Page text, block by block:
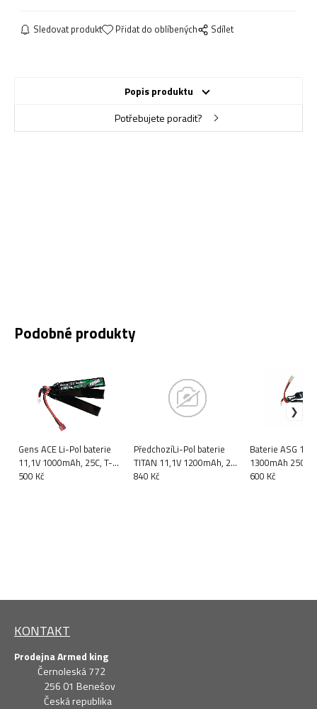
Sledovat produkt Přidat do oblíbených Sdílet
Popis produktu
Potřebujete poradit?
Podobné produkty
Gens ACE Li-Pol baterie
11,1V 1000mAh, 25C, T-
Dean - Crane
500 Kč
PředchozíLi-Pol baterie
TITAN 11,1V 1200mAh, 25C
(T-Dean) - Stick (AK)Li-Pol
840 Kč
Baterie ASG
1300mAh 25C
trojdílná
600 Kč
KONTAKT
Prodejna Armed king
Černoleská 772
256 01 Benešov
Česká republika